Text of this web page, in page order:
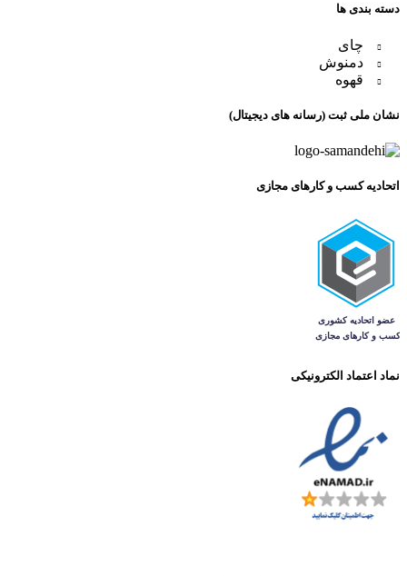
دسته بندی ها
چای
دمنوش
قهوه
نشان ملی ثبت (رسانه های دیجیتال)
اتحادیه کسب و کارهای مجازی
نماد اعتماد الکترونیکی